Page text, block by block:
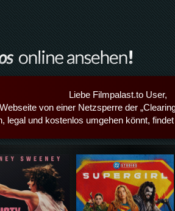
Liebe Filmpalast.to User,
von einer Netzsperre der
legal und kostenlos umgehen könnt,
Details,Play